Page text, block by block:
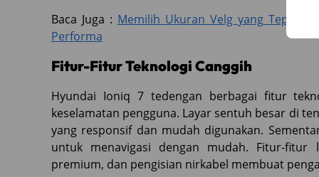
Baca Juga : Memilih Ukuran Velg yang Tepat
Performa
Fitur-Fitur Teknologi Canggih
Hyundai Ioniq 7 tedengan berbagai fitur
keselamatan pengguna. Layar sentuh besar di
yang responsif dan mudah digunakan.
untuk menavigasi dengan mudah. Fitur-
premium, dan pengisian nirkabel membuat